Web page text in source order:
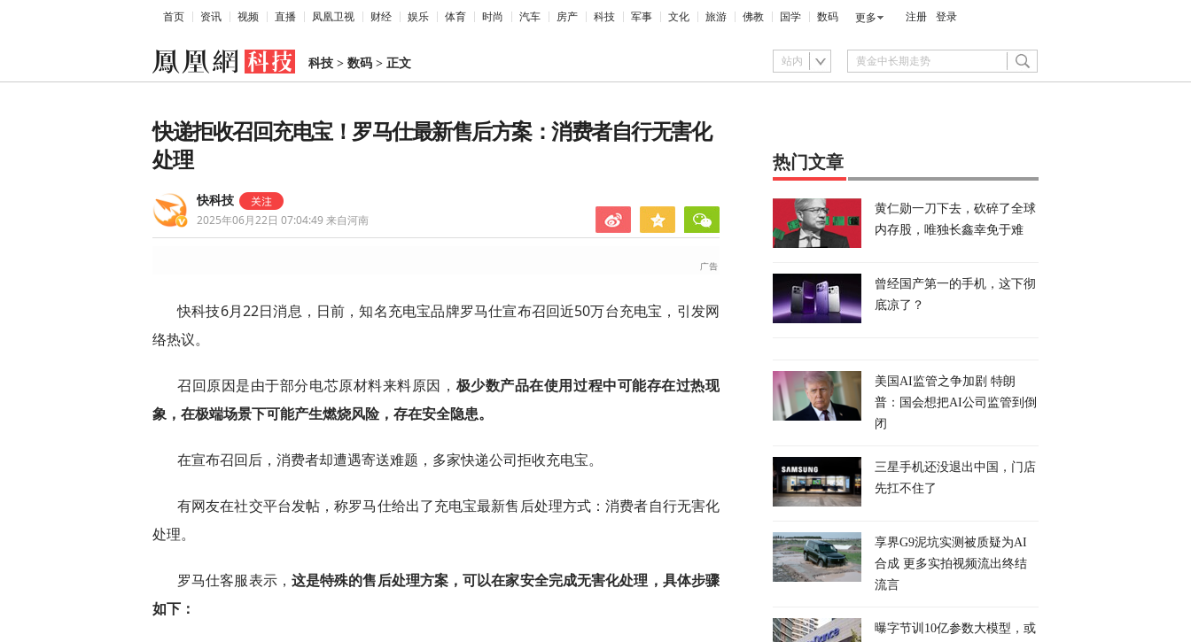
首页 资讯 视频 直播 凤凰卫视 财经 娱乐 体育 时尚 汽车 房产 科技 军事 文化 旅游 佛教 国学 数码 更多 注册 登录
科技 > 数码 > 正文 站内
快递拒收召回充电宝！罗马仕最新售后方案：消费者自行无害化
处理
快科技
2025年06月22日 07:04:49 来自河南
快科技6月22日消息，日前，知名充电宝品牌罗马仕宣布召回近50万台充电宝，引发网
络热议。
召回原因是由于部分电芯原材料来料原因， 极少数产品在使用过程中可能存在过热现
象，在极端场景下可能产生燃烧风险，存在安全隐患。
在宣布召回后，消费者却遭遇寄送难题，多家快递公司拒收充电宝。
有网友在社交平台发帖，称罗马仕给出了充电宝最新售后处理方式：消费者自行无害化
处理。
罗马仕客服表示， 这是特殊的售后处理方案，可以在家安全完成无害化处理，具体步骤
如下：
热门文章
黄仁勋一刀下去，砍碎了全球
内存股，唯独长鑫幸免于难
曾经国产第一的手机，这下彻
底凉了？
美国AI监管之争加剧 特朗
普：国会想把AI公司监管到倒
闭
三星手机还没退出中国，门店
先扛不住了
享界G9泥坑实测被质疑为AI
合成 更多实拍视频流出终结
流言
曝字节训10亿参数大模型，或